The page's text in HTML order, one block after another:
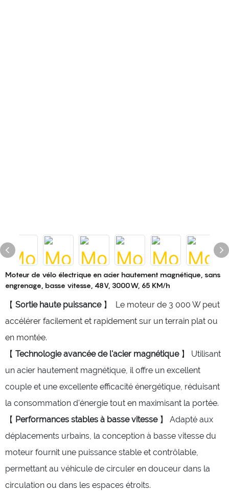
Moteur de vélo électrique en acier hautement magnétique, sans
engrenage, basse vitesse, 48V, 3000W, 65 KM/h
【 Sortie haute puissance 】
Le moteur de 3 000 W peut
accélérer facilement et rapidement sur un terrain plat ou
en montée.
【 Technologie avancée de l'acier magnétique 】 Utilisant
un acier hautement magnétique, il offre un excellent
couple et une excellente efficacité énergétique, réduisant
la consommation d'énergie tout en maximisant la portée.
【 Performances stables à basse vitesse 】 Adapté aux
déplacements urbains, la conception à basse vitesse du
moteur fournit une puissance stable et contrôlable,
permettant au véhicule de circuler en douceur dans la
circulation ou dans les espaces étroits.